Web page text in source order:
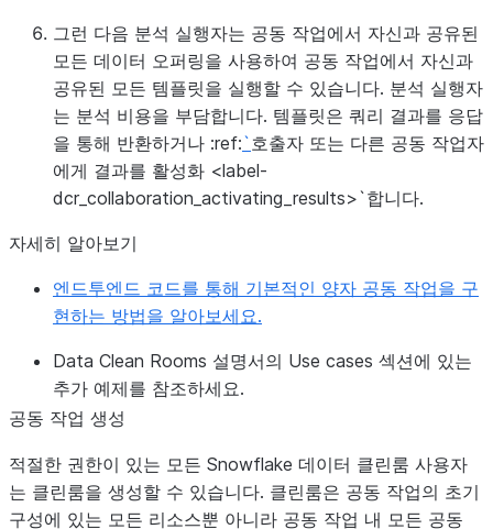
그런 다음 분석 실행자는 공동 작업에서 자신과 공유된
모든 데이터 오퍼링을 사용하여 공동 작업에서 자신과
공유된 모든 템플릿을 실행할 수 있습니다. 분석 실행자
는 분석 비용을 부담합니다. 템플릿은 쿼리 결과를 응답
을 통해 반환하거나 :ref:`호출자 또는 다른 공동 작업자
에게 결과를 활성화 <label-
dcr_collaboration_activating_results>`합니다.
자세히 알아보기
엔드투엔드 코드를 통해 기본적인 양자 공동 작업을 구
현하는 방법을 알아보세요.
Data Clean Rooms 설명서의 Use cases 섹션에 있는
추가 예제를 참조하세요.
공동 작업 생성
적절한 권한이 있는 모든 Snowflake 데이터 클린룸 사용자
는 클린룸을 생성할 수 있습니다. 클린룸은 공동 작업의 초기
구성에 있는 모든 리소스뿐 아니라 공동 작업 내 모든 공동